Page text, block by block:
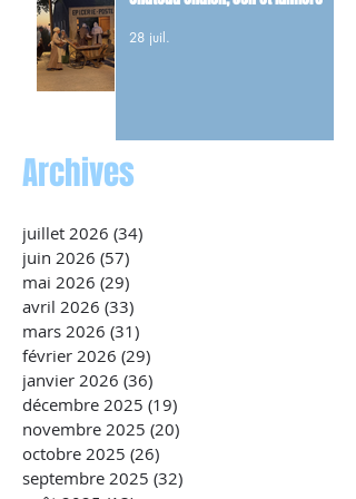
28 juil.
Archives
juillet 2026 (34)
juin 2026 (57)
mai 2026 (29)
avril 2026 (33)
mars 2026 (31)
février 2026 (29)
janvier 2026 (36)
décembre 2025 (19)
novembre 2025 (20)
octobre 2025 (26)
septembre 2025 (32)